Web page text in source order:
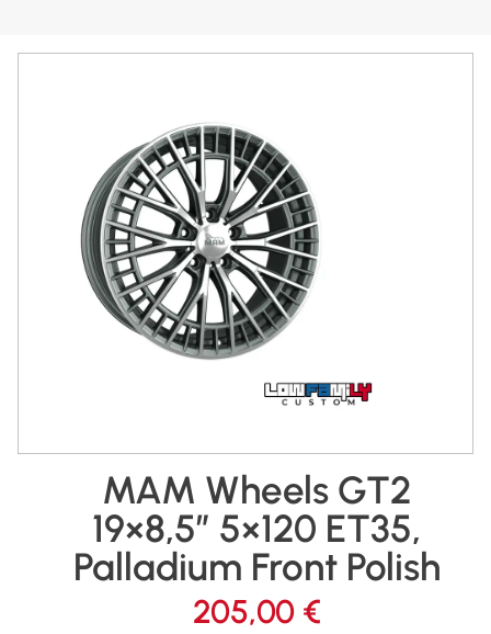
MAM Wheels GT2
19×8,5″ 5×120 ET35,
Palladium Front Polish
205,00 €